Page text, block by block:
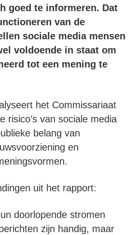
goed te informeren. Dat
van de
sociale media mensen
voldoende in staat om
tot een mening te
het Commissariaat
risico’s van sociale media
belang van
en
uit het rapport:
doorlopende stromen
zijn handig, maar